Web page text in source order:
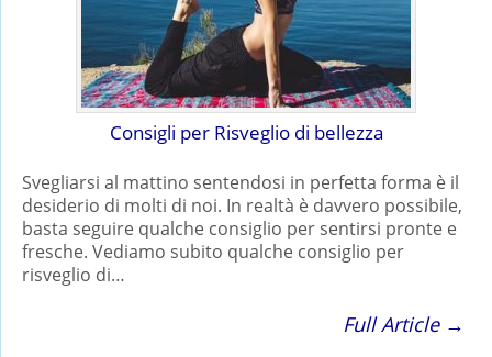
Consigli per Risveglio di bellezza
Svegliarsi al mattino sentendosi in perfetta forma è il
desiderio di molti di noi. In realtà è davvero possibile,
basta seguire qualche consiglio per sentirsi pronte e
fresche. Vediamo subito qualche consiglio per
risveglio di…
Full Article →